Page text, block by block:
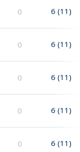
0 6 (11)
0 6 (11)
0 6 (11)
0 6 (11)
0 6 (11)